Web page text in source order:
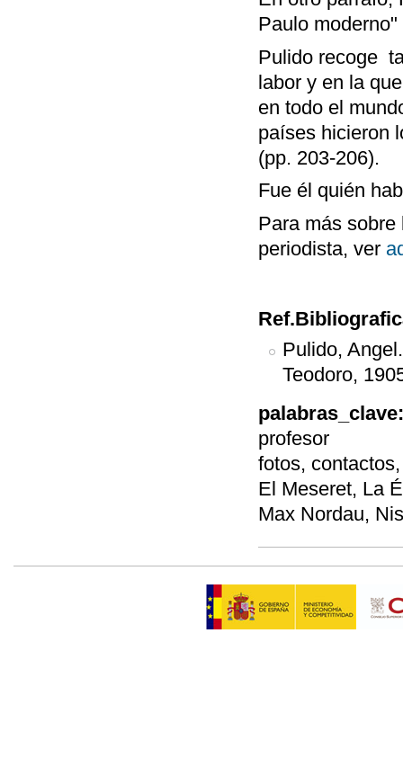
Paulo
Pulido recoge
labor y en la
en todo el
países hicieron
(pp. 203-206).
Fue él quién
Para más
periodista, ver
Pulido,
Teodoro,
profesor
fotos,
El Meseret, La
Max Nordau,